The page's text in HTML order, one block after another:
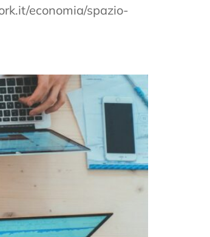
economia/spazio-